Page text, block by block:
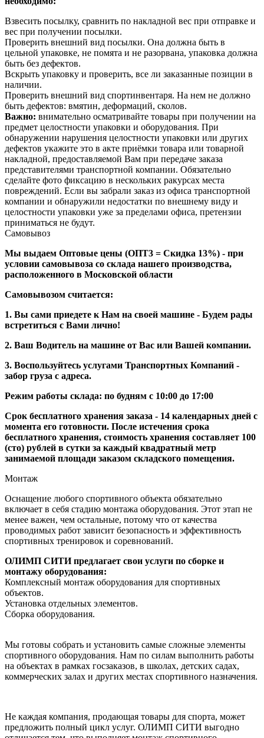
Взвесить посылку, сравнить по накладной вес при отправке и
вес при получении посылки.
Проверить внешний вид посылки. Она должна быть в
цельной упаковке, не помята и не разорвана, упаковка должна
быть без дефектов.
Вскрыть упаковку и проверить, все ли заказанные позиции в
наличии.
Проверить внешний вид спортинвентаря. На нем не должно
быть дефектов: вмятин, деформаций, сколов.
Важно: внимательно осматривайте товары при получении на
предмет целостности упаковки и оборудования. При
обнаружении нарушения целостности упаковки или других
дефектов укажите это в акте приёмки товара или товарной
накладной, предоставляемой Вам при передаче заказа
представителями транспортной компании. Обязательно
сделайте фото фиксацию в нескольких ракурсах места
повреждений. Если вы забрали заказ из офиса транспортной
компании и обнаружили недостатки по внешнему виду и
целостности упаковки уже за пределами офиса, претензии
приниматься не будут.
Самовывоз
Мы выдаем Оптовые цены (ОПТ3 = Скидка 13%) - при
условии самовывоза со склада нашего производства,
расположенного в Московской области
Самовывозом считается:
1. Вы сами приедете к Нам на своей машине - Будем рады
встретиться с Вами лично!
2. Ваш Водитель на машине от Вас или Вашей компании.
3. Воспользуйтесь услугами Транспортных Компаний -
забор груза с адреса.
Режим работы склада: по будням с 10:00 до 17:00
Срок бесплатного хранения заказа - 14 календарных дней с
момента его готовности. После истечения срока
бесплатного хранения, стоимость хранения составляет 100
(сто) рублей в сутки за каждый квадратный метр
занимаемой площади заказом складского помещения.
Монтаж
Оснащение любого спортивного объекта обязательно
включает в себя стадию монтажа оборудования. Этот этап не
менее важен, чем остальные, потому что от качества
проводимых работ зависит безопасность и эффективность
спортивных тренировок и соревнований.
ОЛИМП СИТИ предлагает свои услуги по сборке и
монтажу оборудования:
Комплексный монтаж оборудования для спортивных
объектов.
Установка отдельных элементов.
Сборка оборудования.
Мы готовы собрать и установить самые сложные элементы
спортивного оборудования. Нам по силам выполнить работы
на объектах в рамках госзаказов, в школах, детских садах,
коммерческих залах и других местах спортивного назначения.
Не каждая компания, продающая товары для спорта, может
предложить полный цикл услуг. ОЛИМП СИТИ выгодно